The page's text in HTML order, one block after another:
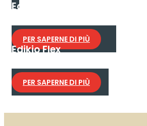
Edikio Access
presentazione monofacciali.
PER SAPERNE DI PIÙ
Edikio Flex
carta di credito o lungo.
PER SAPERNE DI PIÙ